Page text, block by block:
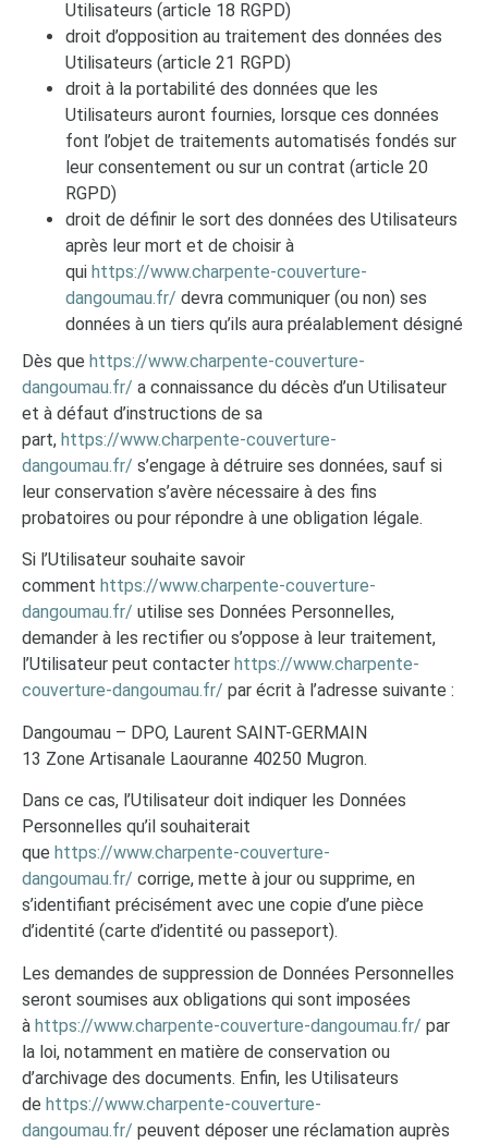
Utilisateurs (article 18 RGPD)
droit d’opposition au traitement des données des
Utilisateurs (article 21 RGPD)
droit à la portabilité des données que les
Utilisateurs auront fournies, lorsque ces données
font l’objet de traitements automatisés fondés sur
leur consentement ou sur un contrat (article 20
RGPD)
droit de définir le sort des données des Utilisateurs
après leur mort et de choisir à
qui https://www.charpente-couverture-
dangoumau.fr/ devra communiquer (ou non) ses
données à un tiers qu’ils aura préalablement désigné
Dès que https://www.charpente-couverture-
dangoumau.fr/ a connaissance du décès d’un Utilisateur
et à défaut d’instructions de sa
part, https://www.charpente-couverture-
dangoumau.fr/ s’engage à détruire ses données, sauf si
leur conservation s’avère nécessaire à des fins
probatoires ou pour répondre à une obligation légale.
Si l’Utilisateur souhaite savoir
comment https://www.charpente-couverture-
dangoumau.fr/ utilise ses Données Personnelles,
demander à les rectifier ou s’oppose à leur traitement,
l’Utilisateur peut contacter https://www.charpente-
couverture-dangoumau.fr/ par écrit à l’adresse suivante :
Dangoumau – DPO, Laurent SAINT-GERMAIN
13 Zone Artisanale Laouranne 40250 Mugron.
Dans ce cas, l’Utilisateur doit indiquer les Données
Personnelles qu’il souhaiterait
que https://www.charpente-couverture-
dangoumau.fr/ corrige, mette à jour ou supprime, en
s’identifiant précisément avec une copie d’une pièce
d’identité (carte d’identité ou passeport).
Les demandes de suppression de Données Personnelles
seront soumises aux obligations qui sont imposées
à https://www.charpente-couverture-dangoumau.fr/ par
la loi, notamment en matière de conservation ou
d’archivage des documents. Enfin, les Utilisateurs
de https://www.charpente-couverture-
dangoumau.fr/ peuvent déposer une réclamation auprès